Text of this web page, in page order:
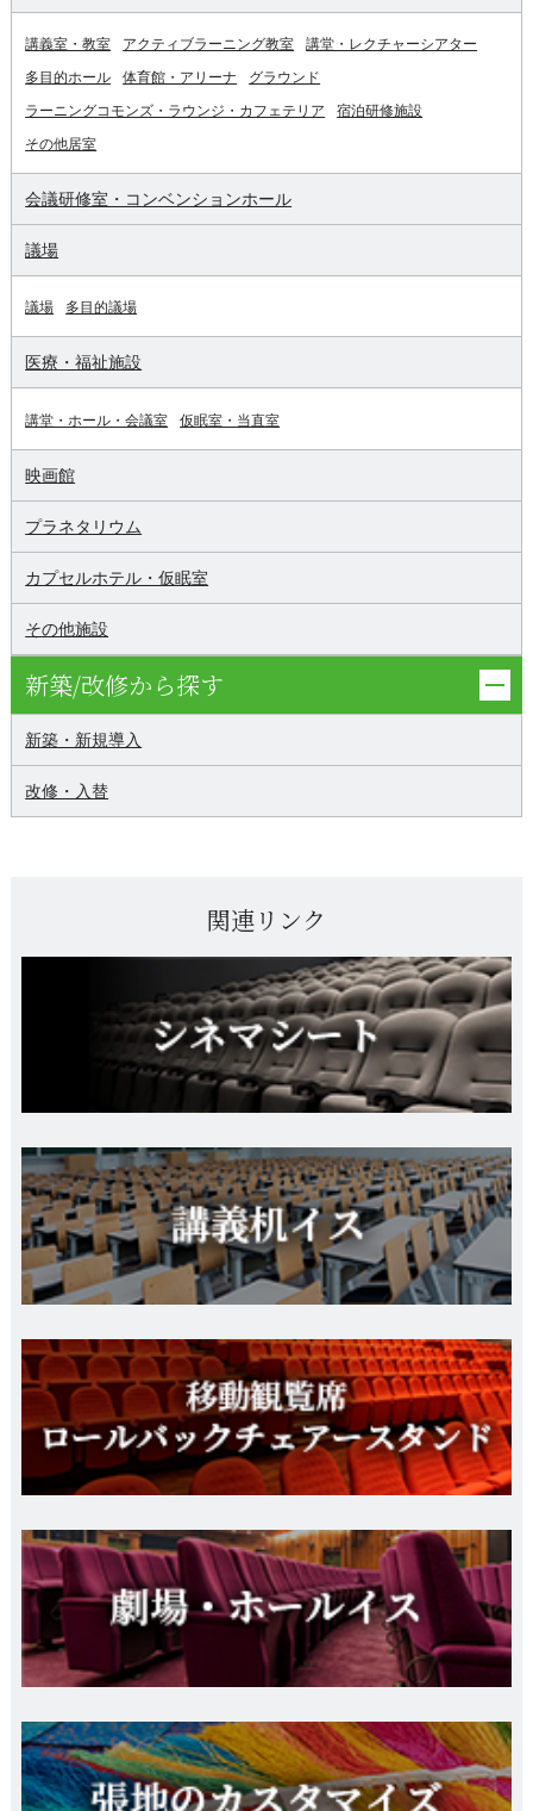
講義室・教室 アクティブラーニング教室
講堂・レクチャーシアター
多目的ホール
体育館・アリーナ
グラウンド
ラーニングコモンズ・ラウンジ・カフェテリア
宿泊研修施設
その他居室
会議研修室・コンベンションホール
議場
議場 多目的議場
医療・福祉施設
講堂・ホール・会議室 仮眠室・当直室
映画館
プラネタリウム
カプセルホテル・仮眠室
その他施設
新築/改修から探す
新築・新規導入
改修・入替
関連リンク